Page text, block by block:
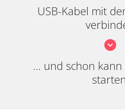
USB-Kabel mit
… und schon kann